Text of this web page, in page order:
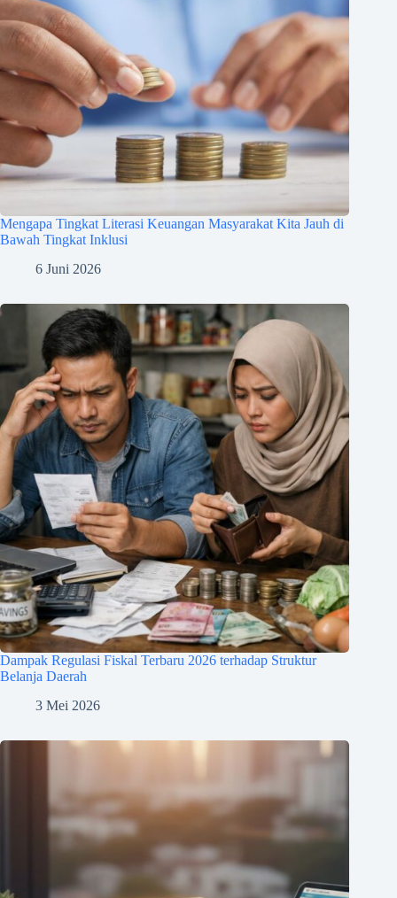
Mengapa Tingkat Literasi Keuangan Masyarakat Kita Jauh di
Bawah Tingkat Inklusi
6 Juni 2026
Dampak Regulasi Fiskal Terbaru 2026 terhadap Struktur
Belanja Daerah
3 Mei 2026